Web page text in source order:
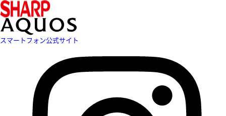
スマートフォン公式サイト